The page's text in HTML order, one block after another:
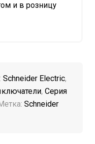
и в розницу
Schneider Electric,
, Серия
Schneider